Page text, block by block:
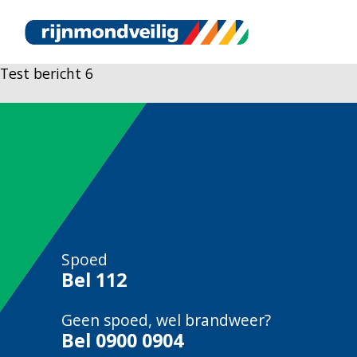
Test bericht 6
Spoed
Bel 112
Geen spoed, wel brandweer?
Bel 0900 0904